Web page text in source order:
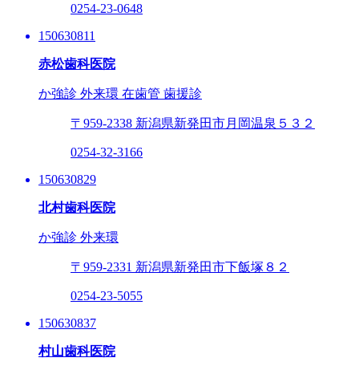
0254-23-0648
150630811
赤松歯科医院
か強診 外来環 在歯管 歯援診
〒959-2338 新潟県新発田市月岡温泉５３２
0254-32-3166
150630829
北村歯科医院
か強診 外来環
〒959-2331 新潟県新発田市下飯塚８２
0254-23-5055
150630837
村山歯科医院